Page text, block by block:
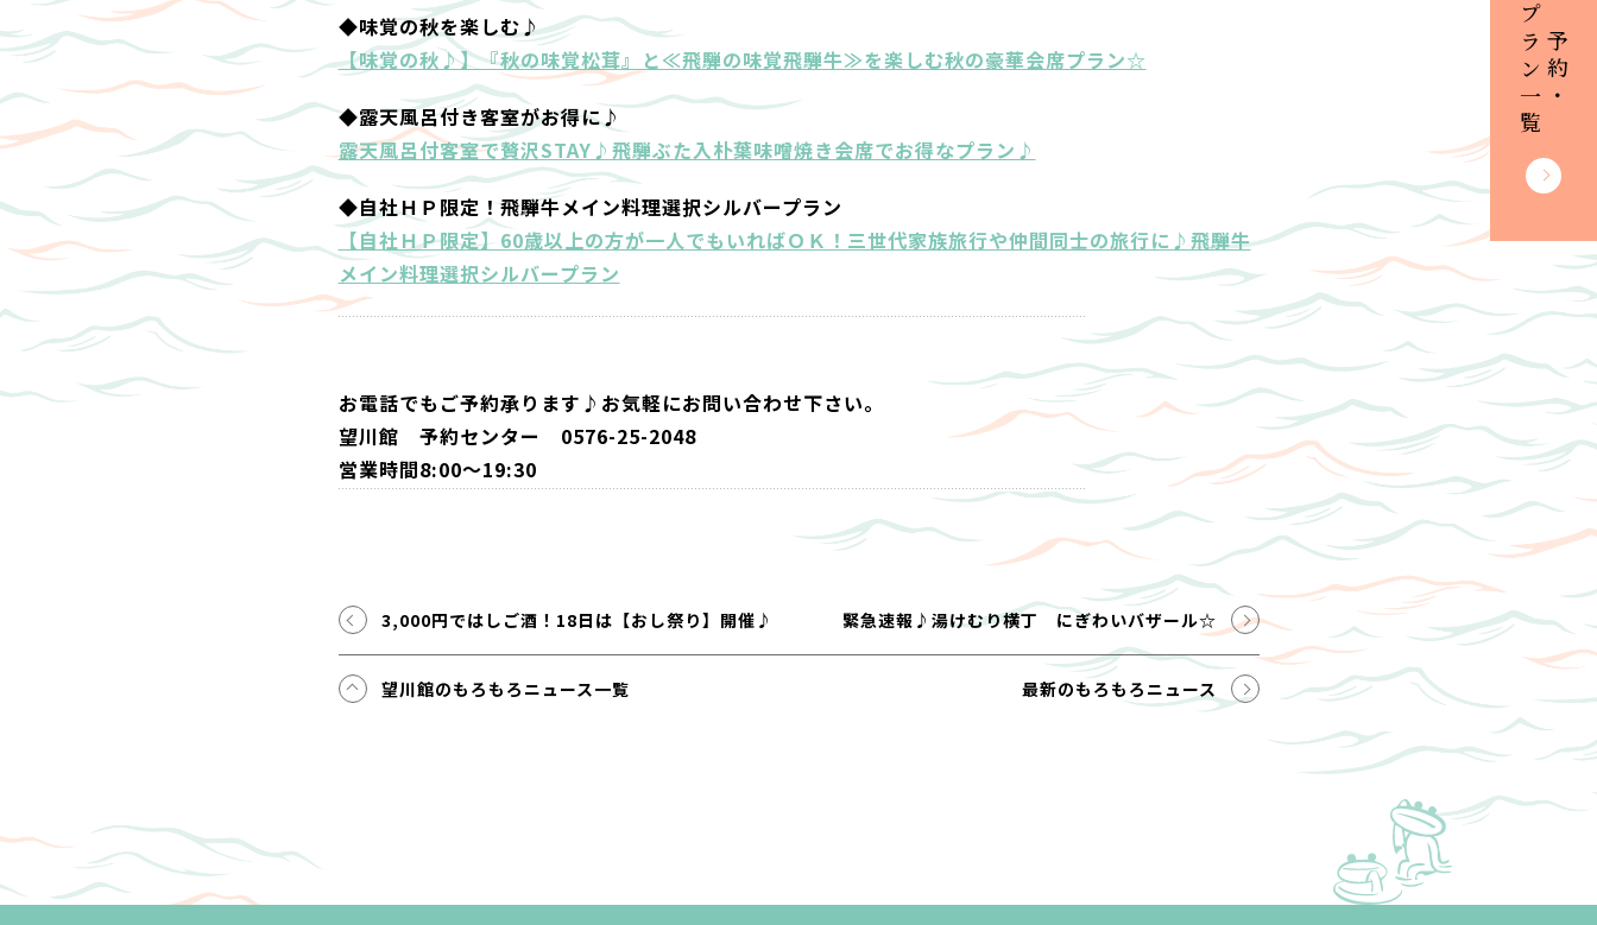
ご予約・
プラン一覧
◆味覚の秋を楽しむ♪
【味覚の秋♪】『秋の味覚松茸』と≪飛騨の味覚飛騨牛≫を楽しむ秋の豪華会席プラン☆
◆露天風呂付き客室がお得に♪
露天風呂付客室で贅沢STAY♪飛騨ぶた入朴葉味噌焼き会席でお得なプラン♪
◆自社ＨＰ限定！飛騨牛メイン料理選択シルバープラン
【自社ＨＰ限定】60歳以上の方が一人でもいればＯＫ！三世代家族旅行や仲間同士の旅行に♪飛騨牛
メイン料理選択シルバープラン
お電話でもご予約承ります♪お気軽にお問い合わせ下さい。
望川館 予約センター 0576-25-2048
営業時間8:00～19:30
3,000円ではしご酒！18日は【おし祭り】開催♪ 緊急速報♪湯けむり横丁 にぎわいバザール☆
望川館のもろもろニュース一覧 最新のもろもろニュース